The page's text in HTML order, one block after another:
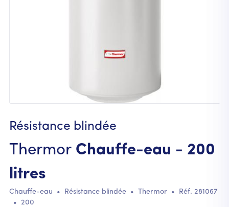
Résistance blindée
ThermorChauffe-eau - 200
litres
Chauffe-eau • Résistance blindée• Thermor• Réf. 281067
• 200